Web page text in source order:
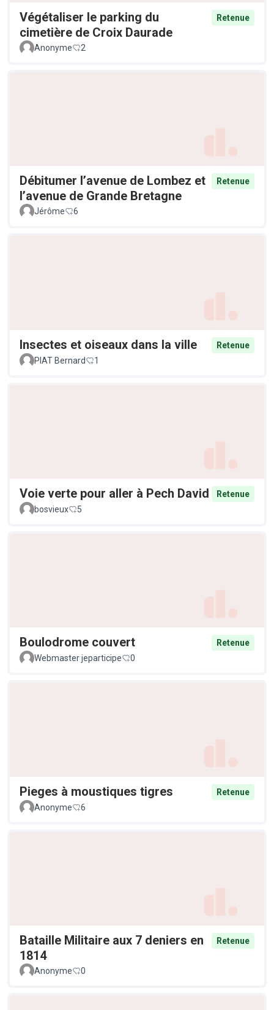
Végétaliser le parking du
cimetière de Croix Daurade
Retenue
Anonyme 2
Débitumer l’avenue de Lombez et
l’avenue de Grande Bretagne
Retenue
Jérôme 6
Insectes et oiseaux dans la ville
Retenue
PIAT Bernard
1
Voie verte pour aller à Pech David
Retenue
bosvieux
5
Boulodrome couvert
Retenue
Webmaster jeparticipe
0
Pieges à moustiques tigres
Retenue
Anonyme
6
Bataille Militaire aux 7 deniers en
1814
Retenue
Anonyme 0